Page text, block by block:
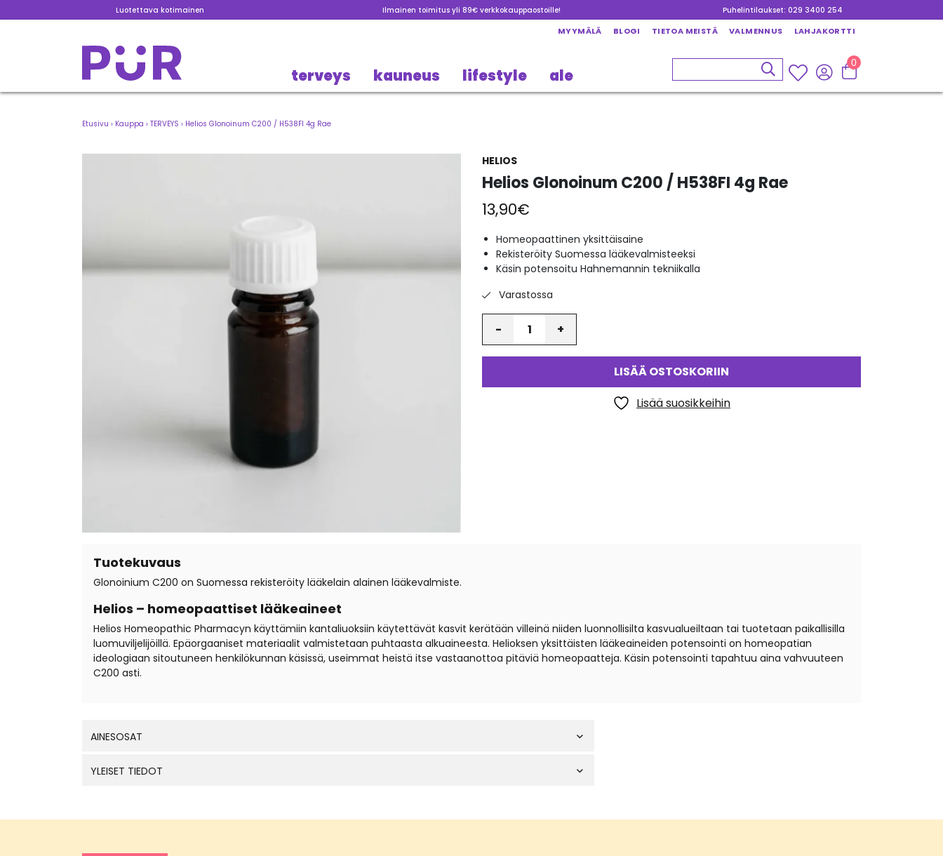
Luotettava kotimainen Ilmainen toimitus yli 89€ verkkokauppaostoille! Puhelintilaukset: 029 3400 254
MYYMÄLÄ BLOGI TIETOA MEISTÄ VALMENNUS LAHJAKORTTI
terveys kauneus lifestyle ale
0
Etusivu › Kauppa › TERVEYS › Helios Glonoinum C200 / H538FI 4g Rae
HELIOS
Helios Glonoinum C200 / H538FI 4g Rae
13,90€
Homeopaattinen yksittäisaine
Rekisteröity Suomessa lääkevalmisteeksi
Käsin potensoitu Hahnemannin tekniikalla
Varastossa
LISÄÄ OSTOSKORIIN
Lisää suosikkeihin
Tuotekuvaus
Glonoinium C200 on Suomessa rekisteröity lääkelain alainen lääkevalmiste.
Helios – homeopaattiset lääkeaineet
Helios Homeopathic Pharmacyn käyttämiin kantaliuoksiin käytettävät kasvit kerätään villeinä niiden luonnollisilta kasvualueiltaan tai tuotetaan paikallisilla
luomuviljelijöillä. Epäorgaaniset materiaalit valmistetaan puhtaasta alkuaineesta. Helioksen yksittäisten lääkeaineiden potensointi on homeopatian
ideologiaan sitoutuneen henkilökunnan käsissä, useimmat heistä itse vastaanottoa pitäviä homeopaatteja. Käsin potensointi tapahtuu aina vahvuuteen
C200 asti.
AINESOSAT
YLEISET TIEDOT